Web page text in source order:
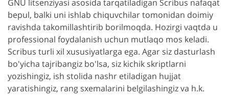
GNU litsenziyasi asosida tarqatiladigan Scribus nafaqat
bepul, balki uni ishlab chiquvchilar tomonidan doimiy
ravishda takomillashtirib borilmoqda. Hozirgi vaqtda u
professional foydalanish uchun mutlaqo mos keladi.
Scribus turli xil xususiyatlarga ega. Agar siz dasturlash
bo'yicha tajribangiz bo'lsa, siz kichik skriptlarni
yozishingiz, ish stolida nashr etiladigan hujjat
yaratishingiz, rang sxemalarini belgilashingiz va h.k.